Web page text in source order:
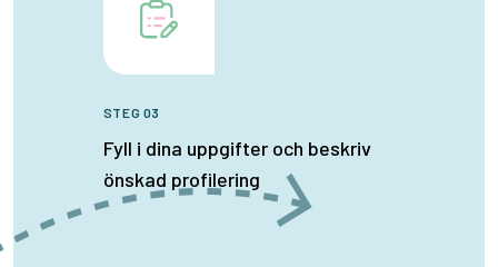
STEG 03
Fyll i dina uppgifter och beskriv
önskad profilering